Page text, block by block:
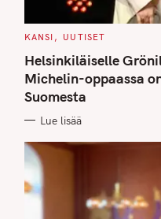
C
T
E
G
O
R
I
S
KANSI UUTISET
Helsinkiläiselle
Michelin-oppaassa
Suomesta
Lue lisää